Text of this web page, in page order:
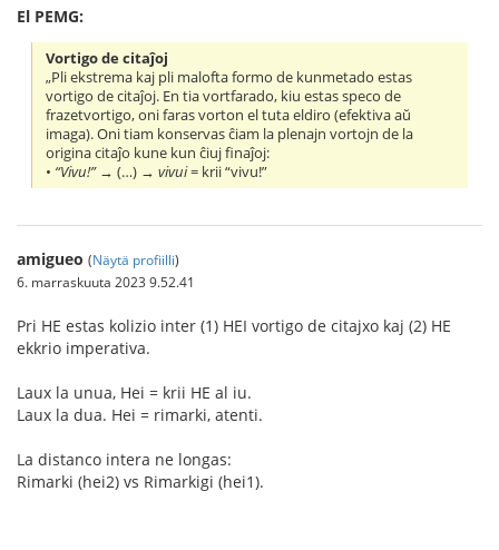
El PEMG:
Vortigo de citaĵoj
„Pli ekstrema kaj pli malofta formo de kunmetado estas
vortigo de citaĵoj. En tia vortfarado, kiu estas speco de
frazetvortigo, oni faras vorton el tuta eldiro (efektiva aŭ
imaga). Oni tiam konservas ĉiam la plenajn vortojn de la
origina citaĵo kune kun ĉiuj finaĵoj:
• “Vivu!”→ (…) →vivui= krii “vivu!”
amigueo (Näytä profiilli)
6. marraskuuta 2023 9.52.41
Pri HE estas kolizio inter (1) HEI vortigo de citajxo kaj (2) HE
ekkrio imperativa.
Laux la unua, Hei = krii HE al iu.
Laux la dua. Hei = rimarki, atenti.
La distanco intera ne longas:
Rimarki (hei2) vs Rimarkigi (hei1).